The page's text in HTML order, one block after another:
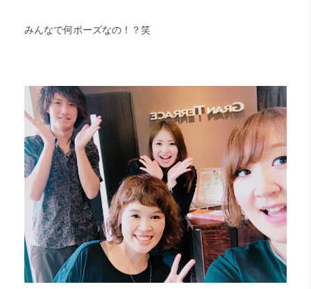
みんなで何ポーズなの！？笑